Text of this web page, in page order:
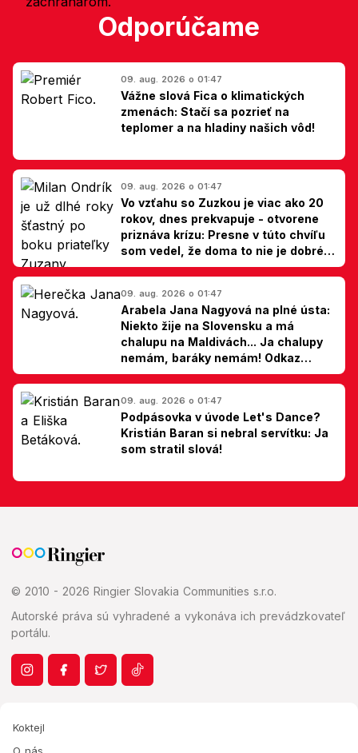
Odporúčame
09. aug. 2026 o 01:47
Vážne slová Fica o klimatických
zmenách: Stačí sa pozrieť na
teplomer a na hladiny našich vôd!
09. aug. 2026 o 01:47
Vo vzťahu so Zuzkou je viac ako 20
rokov, dnes prekvapuje - otvorene
priznáva krízu: Presne v túto chvíľu
som vedel, že doma to nie je dobré,
hovorí Milan Ondrík
09. aug. 2026 o 01:47
Arabela Jana Nagyová na plné ústa:
Niekto žije na Slovensku a má
chalupu na Maldivách... Ja chalupy
nemám, baráky nemám! Odkaz
Slovákom
09. aug. 2026 o 01:47
Podpásovka v úvode Let's Dance?
Kristián Baran si nebral servítku: Ja
som stratil slová!
© 2010 - 2026 Ringier Slovakia Communities s.r.o.
Autorské práva sú vyhradené a vykonáva ich prevádzkovateľ
portálu.
Koktejl
O nás